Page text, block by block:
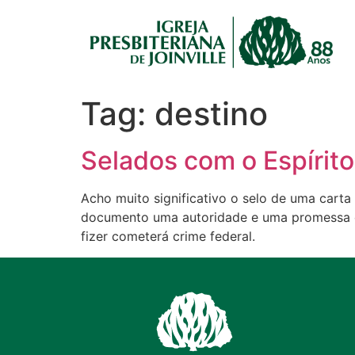
Tag: destino
Selados com o
Acho muito significativo o selo de uma
documento uma autoridade e uma
fizer cometerá crime federal.